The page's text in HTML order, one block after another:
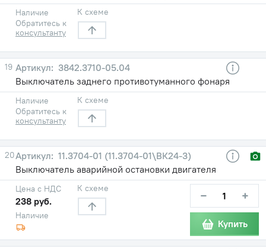
Наличие
Обратитесь к
консультанту
К схеме
19
3842.3710-05.04
Выключатель заднего противотуманного фонаря
Наличие
Обратитесь к
консультанту
К схеме
20
11.3704-01 (11.3704-01\ВК24-3)
Выключатель аварийной остановки двигателя
Наличие
Цена с НДС
238 руб.
К схеме − +
Купить